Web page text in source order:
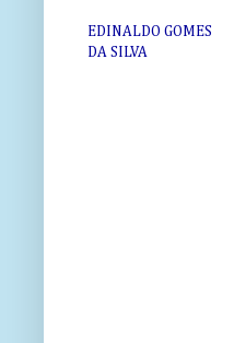
EDINALDO GOMES
DA SILVA